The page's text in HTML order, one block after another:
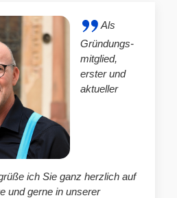
Als
Gründungs-
mitglied,
erster und
aktueller
ich Sie ganz herzlich auf
und gerne in unserer